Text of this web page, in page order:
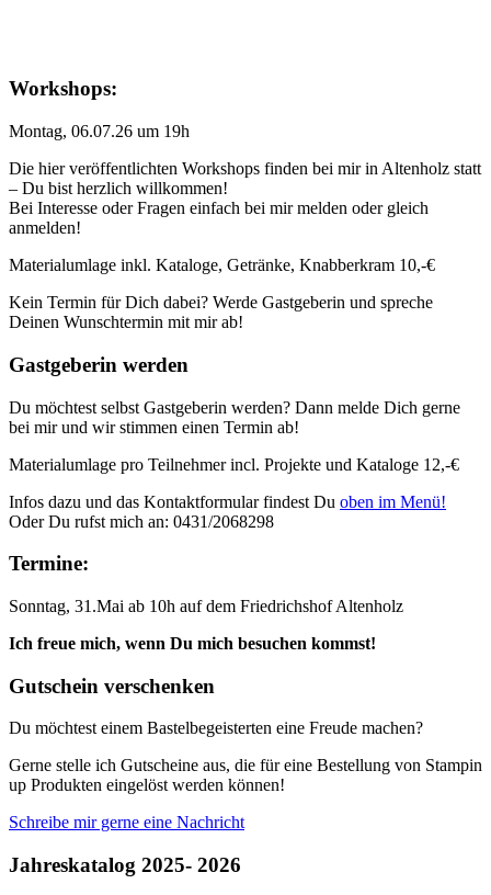
Workshops:
Montag, 06.07.26 um 19h
Die hier veröffentlichten Workshops finden bei mir in Altenholz statt
– Du bist herzlich willkommen!
Bei Interesse oder Fragen einfach bei mir melden oder gleich
anmelden!
Materialumlage inkl. Kataloge, Getränke, Knabberkram 10,-€
Kein Termin für Dich dabei? Werde Gastgeberin und spreche
Deinen Wunschtermin mit mir ab!
Gastgeberin werden
Du möchtest selbst Gastgeberin werden? Dann melde Dich gerne
bei mir und wir stimmen einen Termin ab!
Materialumlage pro Teilnehmer incl. Projekte und Kataloge 12,-€
Infos dazu und das Kontaktformular findest Du oben im Menü!
Oder Du rufst mich an: 0431/2068298
Termine:
Sonntag, 31.Mai ab 10h auf dem Friedrichshof Altenholz
Ich freue mich, wenn Du mich besuchen kommst!
Gutschein verschenken
Du möchtest einem Bastelbegeisterten eine Freude machen?
Gerne stelle ich Gutscheine aus, die für eine Bestellung von Stampin
up Produkten eingelöst werden können!
Schreibe mir gerne eine Nachricht
Jahreskatalog 2025- 2026